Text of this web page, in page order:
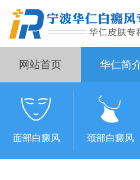
网站首页 华仁简
面部白癜风 颈部白癜风